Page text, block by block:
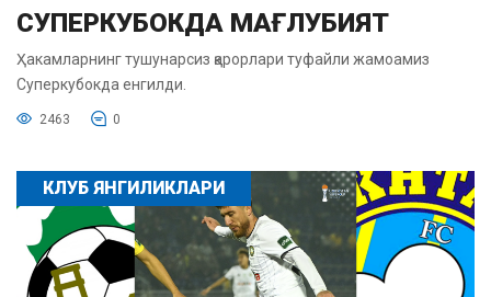
СУПЕРКУБОКДА МАҒЛУБИЯТ
Ҳакамларнинг тушунарсиз қарорлари туфайли жамоамиз
Суперкубокда енгилди.
2463 0
КЛУБ ЯНГИЛИКЛАРИ